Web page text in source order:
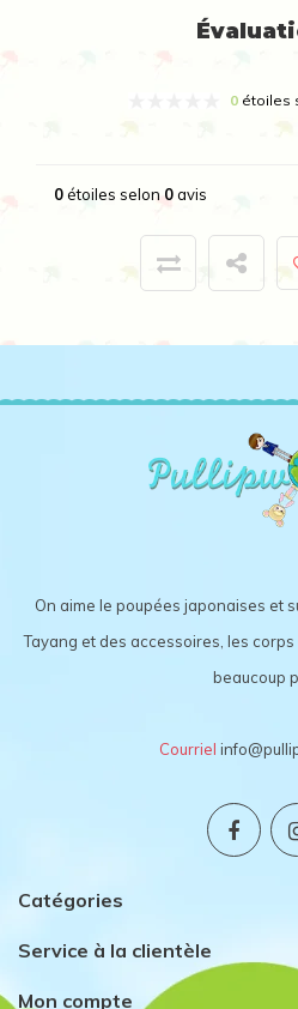
0 étoiles
0étoiles selon 0avis
On aime le poupées japonaises et
Tayang et des accessoires, les
beaucoup
Courriel
Catégories
Service à la clientèle
Mon compte